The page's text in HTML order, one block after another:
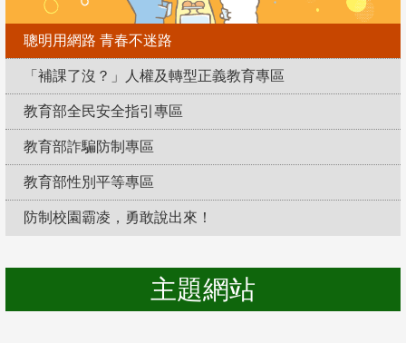
聰明用網路 青春不迷路
「補課了沒？」人權及轉型正義教育專區
教育部全民安全指引專區
教育部詐騙防制專區
教育部性別平等專區
防制校園霸凌，勇敢說出來！
主題網站